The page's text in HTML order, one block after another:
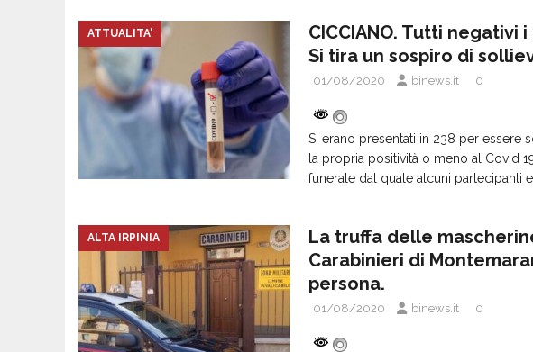
ATTUALITA'
CICCIANO. Tutti negativi
Si tira un sospiro di
01/08/2020 binews.it 0
Si erano presentati in 238 per essere
la propria positività o meno al Covid
funerale dal quale alcuni partecipanti
ALTA IRPINIA
La truffa delle
Carabinieri di
persona.
01/08/2020 binews.it 0